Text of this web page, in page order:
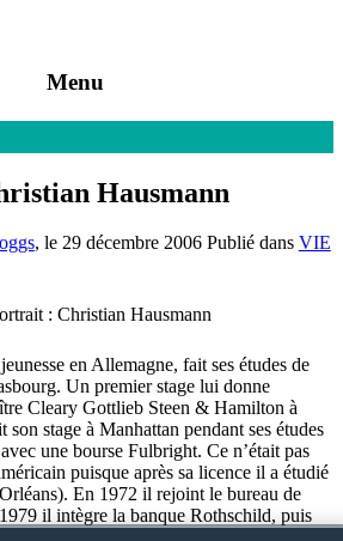
Menu
Hausmann
, le 29 décembre 2006Publié dans VIE
en Allemagne, fait ses études de
Un premier stage lui donne
Cleary Gottlieb Steen & Hamilton à
stage à Manhattan pendant ses études
une bourse Fulbright. Ce n’était pas
puisque après sa licence il a étudié
En 1972 il rejoint le bureau de
il intègre la banque Rothschild, puis